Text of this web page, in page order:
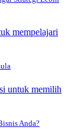
Anda?